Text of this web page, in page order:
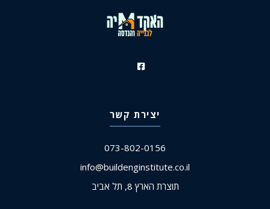
יצירת קשר
073-802-0156
info@buildenginstitute.co.il
תוצרת הארץ 8, תל אביב